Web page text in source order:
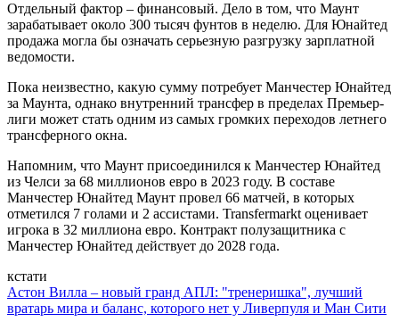
Отдельный фактор – финансовый. Дело в том, что Маунт
зарабатывает около 300 тысяч фунтов в неделю. Для Юнайтед
продажа могла бы означать серьезную разгрузку зарплатной
ведомости.
Пока неизвестно, какую сумму потребует Манчестер Юнайтед
за Маунта, однако внутренний трансфер в пределах Премьер-
лиги может стать одним из самых громких переходов летнего
трансферного окна.
Напомним, что Маунт присоединился к Манчестер Юнайтед
из Челси за 68 миллионов евро в 2023 году. В составе
Манчестер Юнайтед Маунт провел 66 матчей, в которых
отметился 7 голами и 2 ассистами. Transfermarkt оценивает
игрока в 32 миллиона евро. Контракт полузащитника с
Манчестер Юнайтед действует до 2028 года.
кстати
Астон Вилла – новый гранд АПЛ: "тренеришка", лучший
вратарь мира и баланс, которого нет у Ливерпуля и Ман Сити